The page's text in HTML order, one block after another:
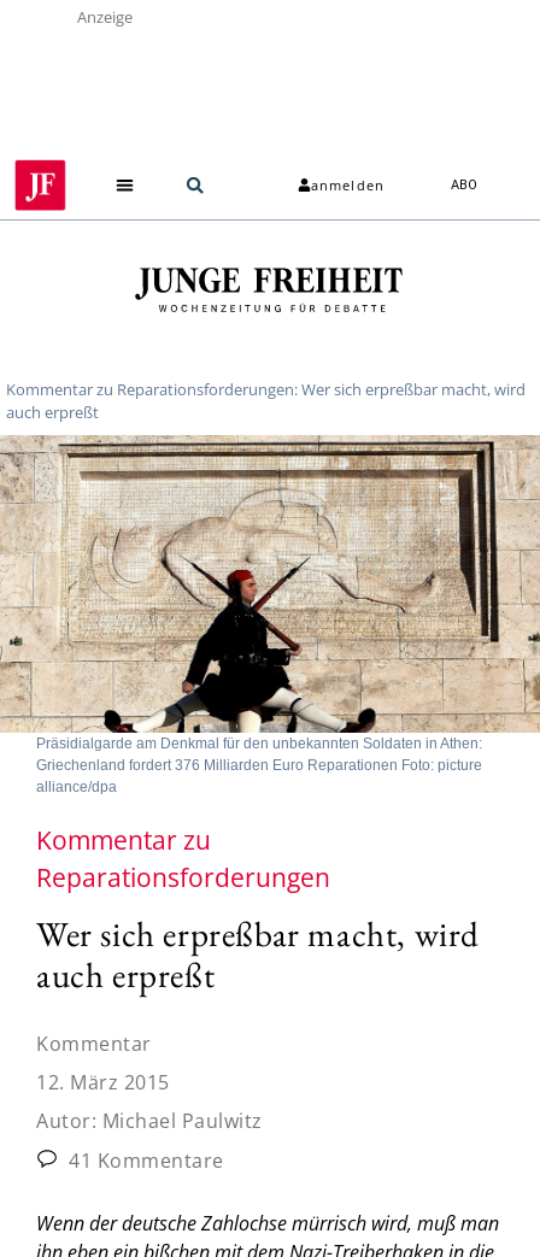
Anzeige
anmelden ABO
Kommentar zu Reparationsforderungen: Wer sich erpreßbar macht, wird
auch erpreßt
Präsidialgarde am Denkmal für den unbekannten Soldaten in Athen:
Griechenland fordert 376 Milliarden Euro Reparationen Foto: picture
alliance/dpa
Kommentar zu
Reparationsforderungen
Wer sich erpreßbar macht, wird
auch erpreßt
Kommentar
12. März 2015
Autor: Michael Paulwitz
41 Kommentare
Wenn der deutsche Zahlochse mürrisch wird, muß man
ihn eben ein bißchen mit dem Nazi-Treiberhaken in die